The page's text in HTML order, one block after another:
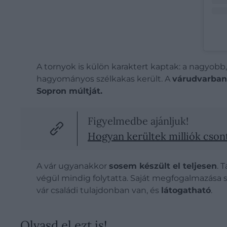
A tornyok is külön karaktert kaptak: a nagyobb,
hagyományos szélkakas került. A várudvarban
Sopron múltját.
Figyelmedbe ajánljuk!
Hogyan kerültek milliók
A vár ugyanakkor sosem készült el teljesen.
végül mindig folytatta. Saját megfogalmazása
vár családi tulajdonban van, és látogatható.